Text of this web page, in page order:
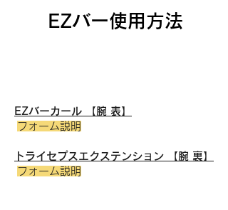
EZバー使用方法
EZバーカール 【腕 表】
フォーム説明
トライセプスエクステンション 【腕 裏】
フォーム説明